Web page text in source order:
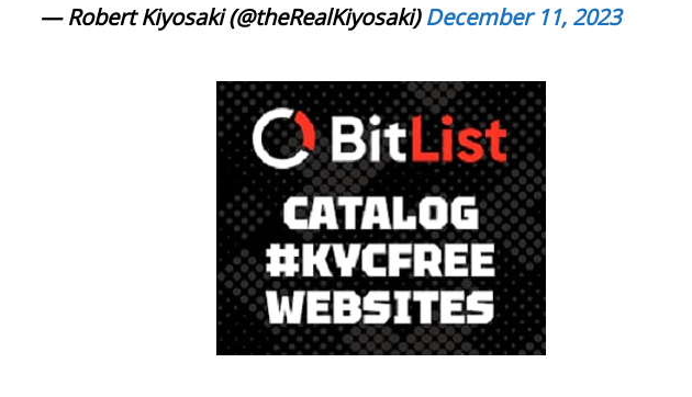
— Robert Kiyosaki (@theRealKiyosaki)December 11, 2023